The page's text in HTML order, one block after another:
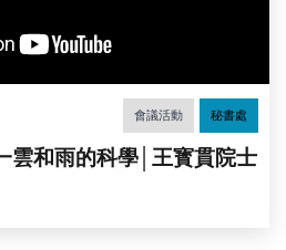
會議活動 秘書處
雲和雨的科學│王寳貫院士